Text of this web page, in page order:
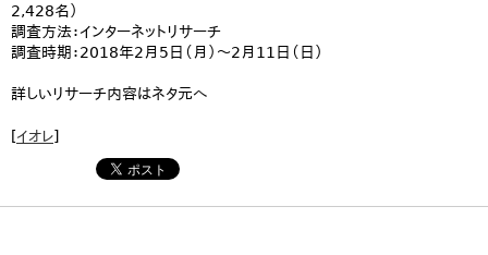
2,428名）
調査方法：インターネットリサーチ
調査時期：2018年2月5日（月）～2月11日（日）
詳しいリサーチ内容はネタ元へ
[イオレ]